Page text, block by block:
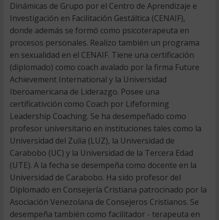
Dinámicas de Grupo por el Centro de Aprendizaje e
Investigación en Facilitación Gestáltica (CENAIF),
donde además se formó como psicoterapeuta en
procesos personales. Realizo también un programa
en sexualidad en el CENAIF. Tiene una certificación
(diplomado) como coach avalado por la firma Future
Achievement International y la Universidad
Iberoamericana de Liderazgo. Posee una
certificativción como Coach por Lifeforming
Leadership Coaching. Se ha desempeñado como
profesor universitario en instituciones tales como la
Universidad del Zulia (LUZ), la Universidad de
Carabobo (UC) y la Universidad de la Tercera Edad
(UTE). A la fecha se desempeña como docente en la
Universidad de Carabobo. Ha sido profesor del
Diplomado en Consejería Cristiana patrocinado por la
Asociación Venezolana de Consejeros Cristianos. Se
desempeña también como facilitador - terapeuta en